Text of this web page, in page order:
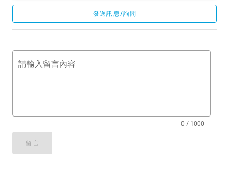
發送訊息/詢問
請輸入留言內容
0 / 1000
留言